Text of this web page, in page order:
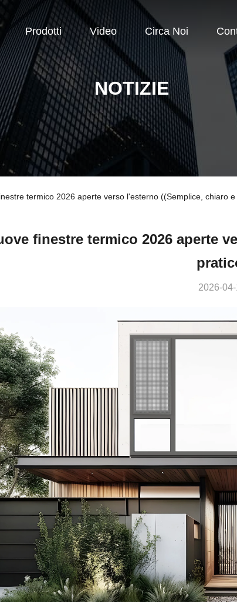
Prodotti Video Circa Noi
NOTIZIE
termico 2026 aperte verso l'esterno ((Semplice, chiaro e
finestre termico 2026 aperte
2026-